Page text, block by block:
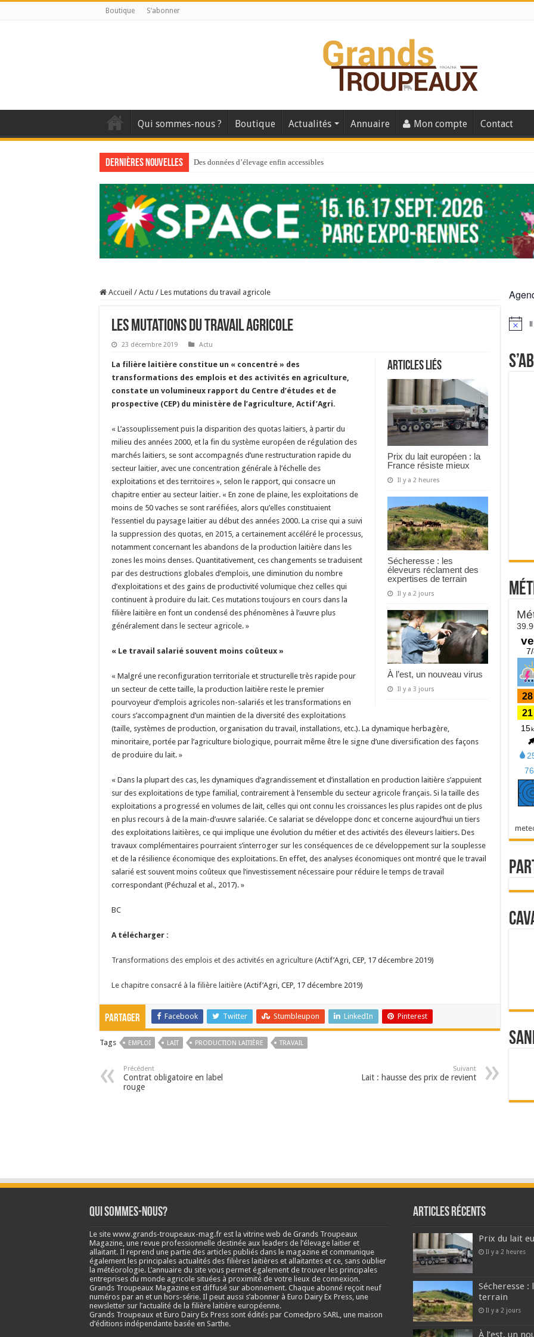
Boutique S’abonner
Qui sommes-nous ? Boutique Actualités Annuaire Mon compte Contact
Dernières nouvelles Des données d’élevage enfin accessibles
Au sommaire du premier numéro de 2025
Au sommaire de GTM 110
Aidez-nous à améliorer la santé de vos veaux !
Au sommaire de GTM 91
Sécheresse : les éleveurs réclament des expertises de terrain
Accueil / Actu / Les mutations du travail agricole
Les mutations du travail agricole
23 décembre 2019 Actu
Articles liés
Prix du lait européen : la
France résiste mieux
Il y a 2 heures
Sécheresse : les
éleveurs réclament des
expertises de terrain
Il y a 2 jours
À l’est, un nouveau virus
Il y a 3 jours
La filière laitière constitue un « concentré » des
transformations des emplois et des activités en agriculture,
constate un volumineux rapport du Centre d’études et de
prospective (CEP) du ministère de l’agriculture, Actif’Agri.
« L’assouplissement puis la disparition des quotas laitiers, à partir du
milieu des années 2000, et la fin du système européen de régulation des
marchés laitiers, se sont accompagnés d’une restructuration rapide du
secteur laitier, avec une concentration générale à l’échelle des
exploitations et des territoires », selon le rapport, qui consacre un
chapitre entier au secteur laitier. « En zone de plaine, les exploitations de
moins de 50 vaches se sont raréfiées, alors qu’elles constituaient
l’essentiel du paysage laitier au début des années 2000. La crise qui a suivi
la suppression des quotas, en 2015, a certainement accéléré le processus,
notamment concernant les abandons de la production laitière dans les
zones les moins denses. Quantitativement, ces changements se traduisent
par des destructions globales d’emplois, une diminution du nombre
d’exploitations et des gains de productivité volumique chez celles qui
continuent à produire du lait. Ces mutations toujours en cours dans la
filière laitière en font un condensé des phénomènes à l’œuvre plus
généralement dans le secteur agricole. »
« Le travail salarié souvent moins coûteux »
« Malgré une reconfiguration territoriale et structurelle très rapide pour
un secteur de cette taille, la production laitière reste le premier
pourvoyeur d’emplois agricoles non-salariés et les transformations en
cours s’accompagnent d’un maintien de la diversité des exploitations
(taille, systèmes de production, organisation du travail, installations, etc.). La dynamique herbagère,
minoritaire, portée par l’agriculture biologique, pourrait même être le signe d’une diversification des façons
de produire du lait. »
« Dans la plupart des cas, les dynamiques d’agrandissement et d’installation en production laitière s’appuient
sur des exploitations de type familial, contrairement à l’ensemble du secteur agricole français. Si la taille des
exploitations a progressé en volumes de lait, celles qui ont connu les croissances les plus rapides ont de plus
en plus recours à de la main-d’œuvre salariée. Ce salariat se développe donc et concerne aujourd’hui un tiers
des exploitations laitières, ce qui implique une évolution du métier et des activités des éleveurs laitiers. Des
travaux complémentaires pourraient s’interroger sur les conséquences de ce développement sur la souplesse
et de la résilience économique des exploitations. En effet, des analyses économiques ont montré que le travail
salarié est souvent moins coûteux que l’investissement nécessaire pour réduire le temps de travail
correspondant (Péchuzal et al., 2017). »
BC
A télécharger :
Transformations des emplois et des activités en agriculture (Actif’Agri, CEP, 17 décembre 2019)
Le chapitre consacré à la filière laitière (Actif’Agri, CEP, 17 décembre 2019)
Partager Facebook Twitter Stumbleupon LinkedIn Pinterest
Tags EMPLOI LAIT PRODUCTION LAITIÈRE TRAVAIL
Précédent
Contrat obligatoire en label
rouge
Suivant
Lait : hausse des prix de revient
Notice
Qui sommes-nous?
Le site www.grands-troupeaux-mag.fr est la vitrine web de Grands Troupeaux
Magazine, une revue professionnelle destinée aux leaders de l’élevage laitier et
allaitant. Il reprend une partie des articles publiés dans le magazine et communique
également les principales actualités des filières laitières et allaitantes et ce, sans oublier
la météorologie. L’annuaire du site vous permet également de trouver les principales
entreprises du monde agricole situées à proximité de votre lieux de connexion.
Grands Troupeaux Magazine est diffusé sur abonnement. Chaque abonné reçoit neuf
numéros par an et un hors-série. Il peut aussi s’abonner à Euro Dairy Ex Press, une
newsletter sur l’actualité de la filière laitière européenne.
Grands Troupeaux et Euro Dairy Ex Press sont édités par Comedpro SARL, une maison
d’éditions indépendante basée en Sarthe.
Articles récents
Prix du lait
Il y a 2 heures
Sécheresse
terrain
Il y a 2 jours
À l’est, un